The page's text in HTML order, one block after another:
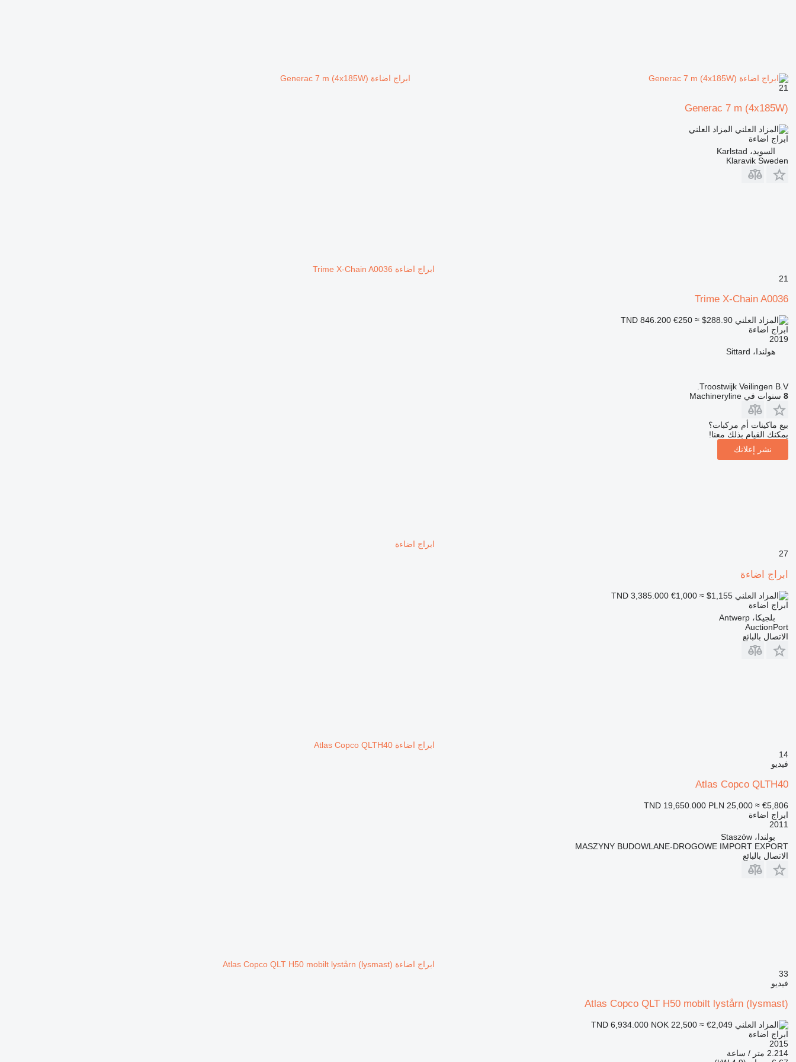
ابراج اضاءة Generac 7 m (4x185W)
21
Generac 7 m (4x185W)
المزاد العلني
ابراج اضاءة
السويد، Karlstad
Klaravik Sweden
ابراج اضاءة Trime X-Chain A0036
21
Trime X-Chain A0036
€250 ≈ $288.90
ابراج اضاءة
2019
هولندا، Sittard
Troostwijk Veilingen B.V.
8سنوات في Machineryline
بيع ماكينات أم مركبات؟
يمكنك القيام بذلك معنا!
نشر إعلانك
ابراج اضاءة
27
ابراج اضاءة
€1,000 ≈ $1,155
ابراج اضاءة
بلجيكا، Antwerp
AuctionPort
الاتصال بالبائع
ابراج اضاءة Atlas Copco QLTH40
14
فيديو
Atlas Copco QLTH40
TND 19,650.000 PLN 25,000 ≈ €5,806
ابراج اضاءة
2011
بولندا، Staszów
MASZYNY BUDOWLANE-DROGOWE IMPORT EXPORT
الاتصال بالبائع
ابراج اضاءة Atlas Copco QLT H50 mobilt lystårn (lysmast)
33
فيديو
Atlas Copco QLT H50 mobilt lystårn (lysmast)
NOK 22,500 ≈ €2,049
ابراج اضاءة
2015
2.214 متر / ساعة